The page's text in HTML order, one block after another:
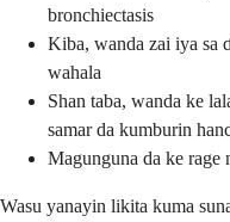
bronchiectasis
Kiba, wanda zai iya sa
wahala
Shan taba, wanda ke
samar da kumburin
Magunguna da ke rage
Wasu yanayin likita kuma